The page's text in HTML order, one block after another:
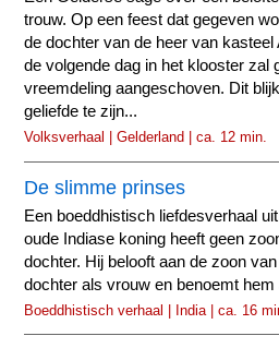
trouw. Op een feest dat gegeven
de dochter van de heer van
de volgende dag in het klooster zal
vreemdeling aangeschoven. Dit
geliefde te zijn...
Volksverhaal | Gelderland | ca. 12 min.
De slimme prinses
Een boeddhistisch liefdesverhaal
oude Indiase koning heeft geen
dochter. Hij belooft aan de zoon
dochter als vrouw en benoemt hem
Boeddhistisch verhaal | India | ca. 16